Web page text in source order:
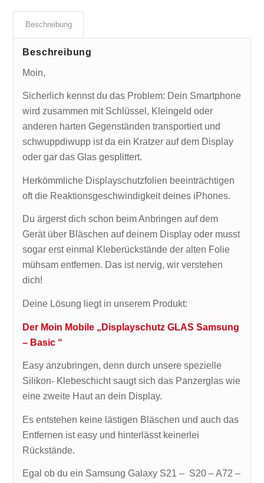
Beschreibung
Beschreibung
Moin,
Sicherlich kennst du das Problem: Dein Smartphone
wird zusammen mit Schlüssel, Kleingeld oder
anderen harten Gegenständen transportiert und
schwuppdiwupp ist da ein Kratzer auf dem Display
oder gar das Glas gesplittert.
Herkömmliche Displayschutzfolien beeinträchtigen
oft die Reaktionsgeschwindigkeit deines iPhones.
Du ärgerst dich schon beim Anbringen auf dem
Gerät über Bläschen auf deinem Display oder musst
sogar erst einmal Kleberückstände der alten Folie
mühsam entfernen. Das ist nervig, wir verstehen
dich!
Deine Lösung liegt in unserem Produkt:
Der Moin Mobile „Displayschutz GLAS Samsung
– Basic “
Easy anzubringen, denn durch unsere spezielle
Silikon- Klebeschicht saugt sich das Panzerglas wie
eine zweite Haut an dein Display.
Es entstehen keine lästigen Bläschen und auch das
Entfernen ist easy und hinterlässt keinerlei
Rückstände.
Egal ob du ein Samsung Galaxy S21 – S20 – A72 –